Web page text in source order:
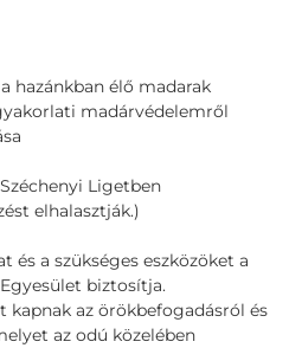
hazánkban élő madarak
madárvédelemről
Ligetben
elhalasztják.)
és a szükséges eszközöket a
biztosítja.
kapnak az örökbefogadásról és
az odú közelében